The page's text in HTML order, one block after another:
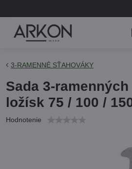
3-RAMENNÉ SŤAHOVÁKY
Sada 3-
ložísk 75 / 100 /
Hodnotenie